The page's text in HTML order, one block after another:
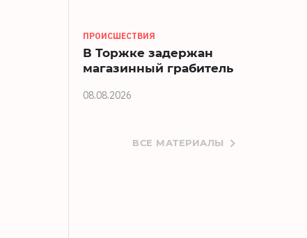
ПРОИСШЕСТВИЯ
В Торжке задержан
магазинный грабитель
08.08.2026
ВСЕ МАТЕРИАЛЫ